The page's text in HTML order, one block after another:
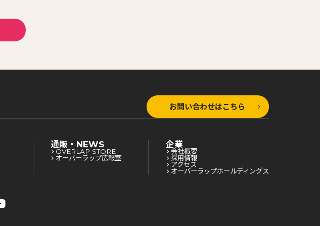
お問い合わせはこちら
通販・NEWS
OVERLAP STORE
オーバーラップ広報室
企業
会社概要
採用情報
アクセス
オーバーラップホールディングス